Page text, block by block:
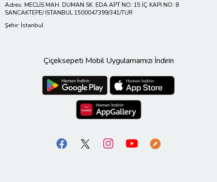
Adres: MECLİS MAH. DUMAN SK. EDA APT NO: 15 İÇ KAPI NO: 8
SANCAKTEPE/ İSTANBUL 1500047399/341/TUR
Şehir: İstanbul
Çiçeksepeti Mobil Uygulamamızı İndirin